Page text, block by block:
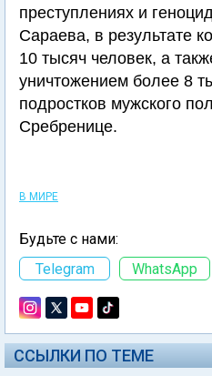
преступлениях и
Сараева, в результате
10 тысяч человек, а
уничтожением более 8
подростков мужского
Сребренице.
В МИРЕ
Будьте с нами:
Telegram
WhatsApp
ССЫЛКИ ПО ТЕМЕ